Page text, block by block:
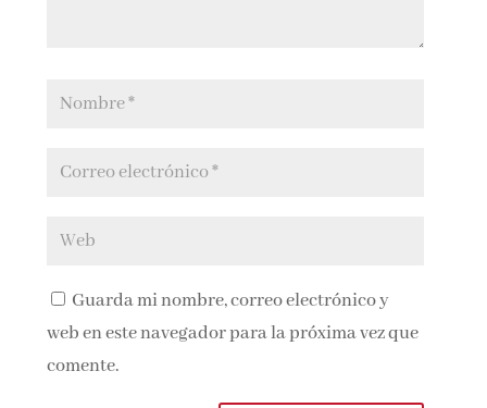
Guarda mi nombre, correo electrónico y
web en este navegador para la próxima vez que
comente.